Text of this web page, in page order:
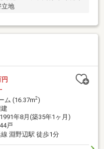
立地
-
ム (16.37m2)
1991年8月(築35年1ヶ月)
戸
淵野辺駅 徒歩1分